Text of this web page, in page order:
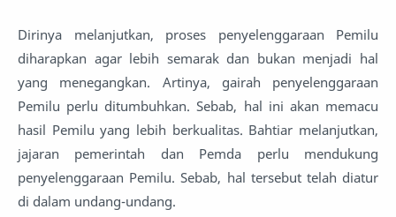
Dirinya melanjutkan, proses penyelenggaraan Pemilu
diharapkan agar lebih semarak dan bukan menjadi hal
yang menegangkan. Artinya, gairah penyelenggaraan
Pemilu perlu ditumbuhkan. Sebab, hal ini akan memacu
hasil Pemilu yang lebih berkualitas. Bahtiar melanjutkan,
jajaran pemerintah dan Pemda perlu mendukung
penyelenggaraan Pemilu. Sebab, hal tersebut telah diatur
di dalam undang-undang.